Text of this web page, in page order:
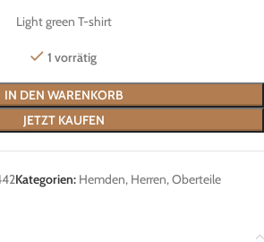
Light green T-shirt
1 vorrätig
IN DEN WARENKORB
JETZT KAUFEN
Kategorien: Hemden, Herren, Oberteile